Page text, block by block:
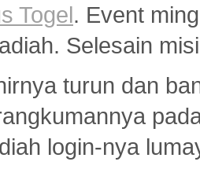
Togel. Event
Selesain
turun dan
login-nya